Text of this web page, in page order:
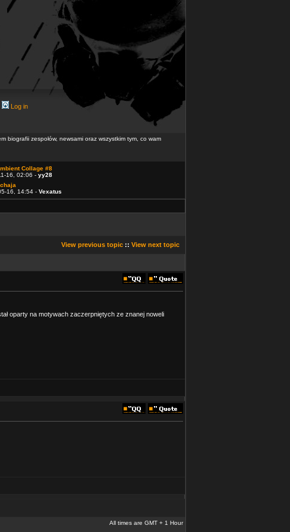
Log in
biografii zespołów, newsami oraz wszystkim tym, co wam
Collage #8
16, 02:06 - yy28
16, 14:54 - Vexatus
View previous topic :: View next topic
oparty na motywach zaczerpniętych ze znanej noweli
All times are GMT + 1 Hour